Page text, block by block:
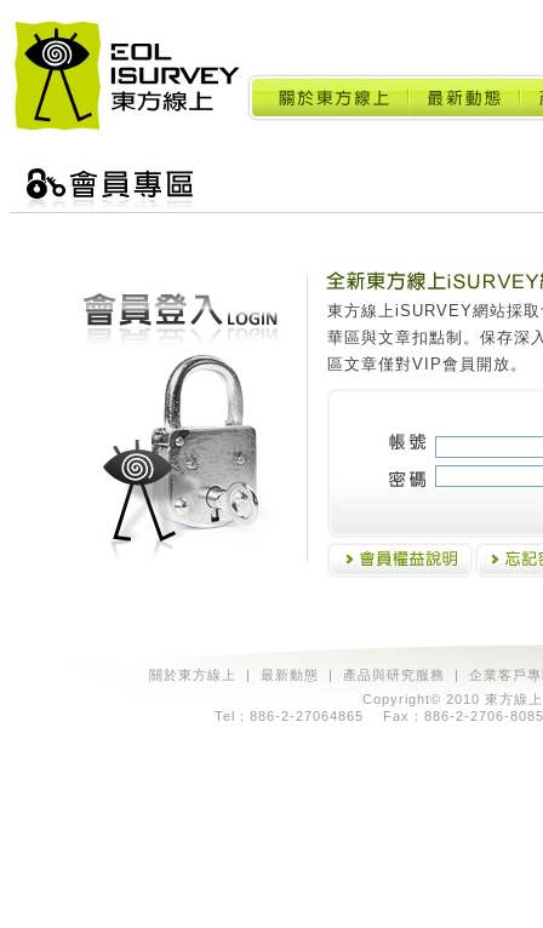
東方線上iSURVEY網站採
華區與文章扣點制。保存深
區文章僅對VIP會員開放。
關於東方線上 | 最新動態 | 產品與研究服務 | 企業客戶
Copyright© 2010 東方線
Tel：886-2-27064865 Fax：886-2-2706-